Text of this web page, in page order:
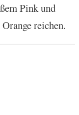
Pink und
reichen.